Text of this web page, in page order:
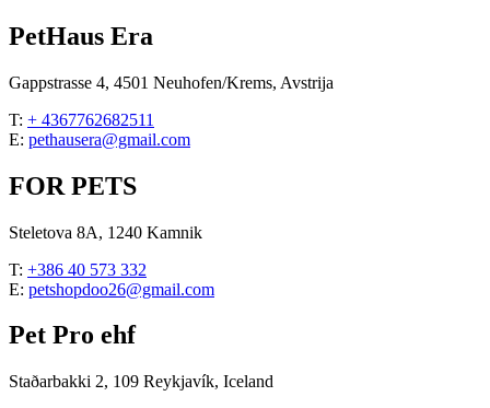
PetHaus Era
Gappstrasse 4, 4501 Neuhofen/Krems, Avstrija
T: + 4367762682511
E: pethausera@gmail.com
FOR PETS
Steletova 8A, 1240 Kamnik
T: +386 40 573 332
E: petshopdoo26@gmail.com
Pet Pro ehf
Staðarbakki 2, 109 Reykjavík, Iceland